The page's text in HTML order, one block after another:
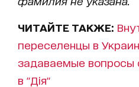
ЧИТАЙТЕ ТАКЖЕ:
переселенцы в
задаваемые вопросы
в "Дія"